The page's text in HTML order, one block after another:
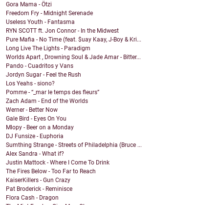
Gora Mama - Ötzi
Freedom Fry - Midnight Serenade
Useless Youth - Fantasma
RYN SCOTT ft. Jon Connor - In the Midwest
Pure Mafia - No Time (feat. $uay Kaay, J-Boy & Kri...
Long Live The Lights - Paradigm
Worlds Apart , Drowning Soul & Jade Amar - Bitter...
Pando - Cuadritos y Vans
Jordyn Sugar - Feel the Rush
Los Yeahs - siono?
Pomme - “_mar le temps des fleurs”
Zach Adam - End of the Worlds
Werner - Better Now
Gale Bird - Eyes On You
Mlopy - Beer on a Monday
DJ Funsize - Euphoria
Sumthing Strange - Streets of Philadelphia (Bruce ...
Alex Sandra - What if?
Justin Mattock - Where I Come To Drink
The Fires Below - Too Far to Reach
KaiserKillers - Gun Crazy
Pat Broderick - Reminisce
Flora Cash - Dragon